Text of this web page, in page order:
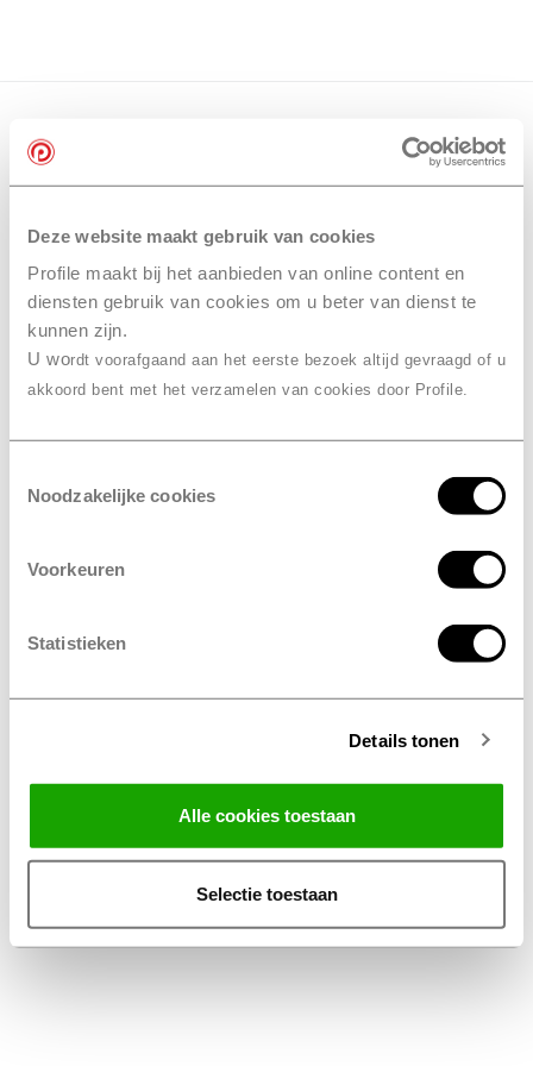
Deze website maakt gebruik van cookies
Profile maakt bij het aanbieden van online content en
diensten gebruik van cookies om u beter van dienst te
kunnen zijn.
U wordt voorafgaand aan het eerste bezoek altijd gevraagd of u
akkoord bent met het verzamelen van cookies door Profile.
Noodzakelijke cookies
Voorkeuren
Statistieken
Details tonen
Alle cookies toestaan
Selectie toestaan
Algemene Voorwaarden Thuiswinkel
Privacy Statement Profile Nederland B.V.
Disclaimer